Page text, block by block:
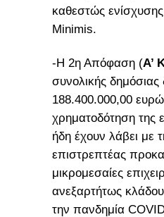
καθεστώς
Minimis.
-Η 2η Απόφαση (Α’
συνολικής
188.400.000,00
χρηματοδότηση της
ήδη έχουν λάβει με
επιστρεπτέας
μικρομεσαίες
ανεξαρτήτως
την πανδημία